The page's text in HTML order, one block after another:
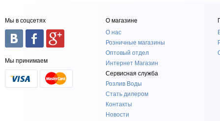
Мы в соцсетях
Мы принимаем
О магазине
О нас
Розничные магазины
Оптовый отдел
Интернет Магазин
Сервисная служба
Розлив Воды
Стать дилером
Контакты
Новости